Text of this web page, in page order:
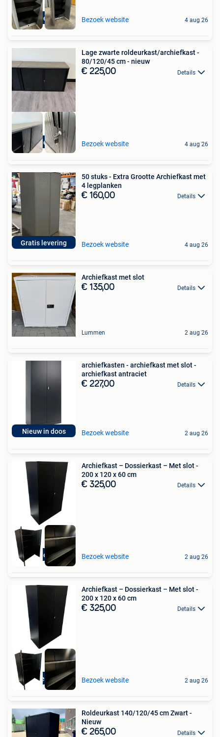
Gratis levering Bezoek website 4 aug 26
Gratis levering
Lage zwarte roldeurkast/archiefkast -
80/120/45 cm - nieuw
€ 225,00 Details
Bezoek website 4 aug 26
Gratis levering
50 stuks - Extra Grootte Archiefkast met
4 legplanken
€ 160,00 Details
Bezoek website 4 aug 26
Archiefkast met slot
€ 135,00 Details
Lummen 2 aug 26
Nieuw in doos
archiefkasten - archiefkast met slot -
archiefkast antraciet
€ 227,00 Details
Bezoek website 2 aug 26
Gratis levering
Archiefkast – Dossierkast – Met slot -
200 x 120 x 60 cm
€ 325,00 Details
Bezoek website 2 aug 26
Nieuw
Archiefkast – Dossierkast – Met slot -
200 x 120 x 60 cm
€ 325,00 Details
Bezoek website 2 aug 26
Roldeurkast 140/120/45 cm Zwart -
Nieuw
€ 265,00 Details